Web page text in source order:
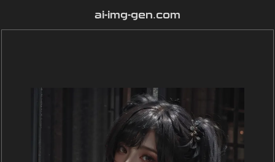
ai-img-gen.com